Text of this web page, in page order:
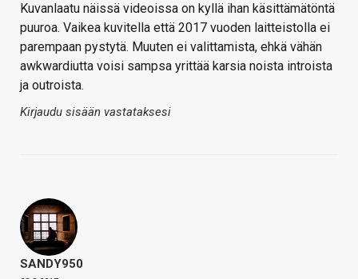
Kuvanlaatu näissä videoissa on kyllä ihan käsittämätöntä
puuroa. Vaikea kuvitella että 2017 vuoden laitteistolla ei
parempaan pystytä. Muuten ei valittamista, ehkä vähän
awkwardiutta voisi sampsa yrittää karsia noista introista
ja outroista.
Kirjaudu sisään vastataksesi
SANDY950